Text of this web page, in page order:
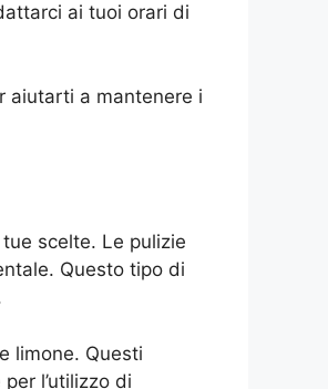
ai tuoi orari di
aiutarti a mantenere i
scelte. Le pulizie
Questo tipo di
limone. Questi
l’utilizzo di